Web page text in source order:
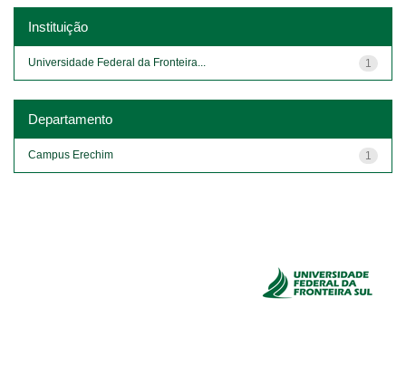
Instituição
1
Universidade Federal da Fronteira...
Departamento
1
Campus Erechim